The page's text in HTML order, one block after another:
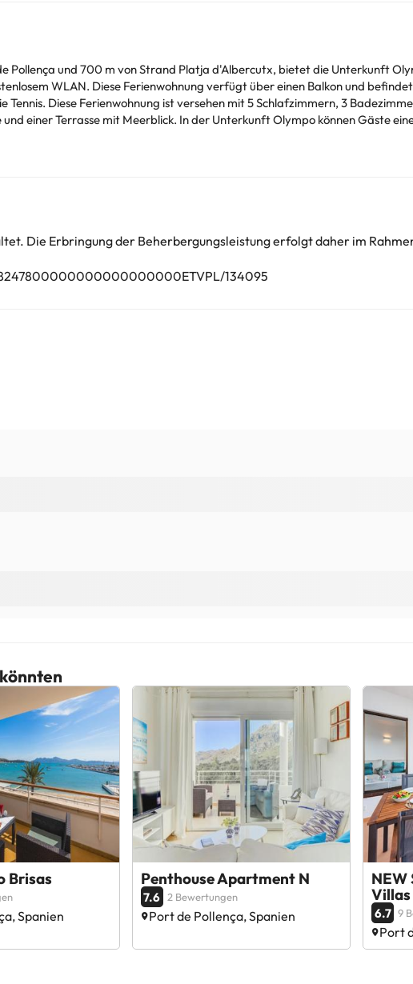
Pollença und 700 m von Strand Platja d'Albercutx, bietet die Unterkunft
WLAN. Diese Ferienwohnung verfügt über einen Balkon und
Handtüchern,
Olympo können Gäste einen Whirlpool nutzen. Altstadt
Naturpark S'Albufera de Mallorca 18 km entfernt ist. Der
kontaktiert uns.
Die Erbringung der Beherbergungsleistung erfolgt daher im
134095
Brisas
Spanien
Penthouse Apartment N
7.6 2 Bewertungen
Port de Pollença, Spanien
NEW
Villas
6.7 9
Port